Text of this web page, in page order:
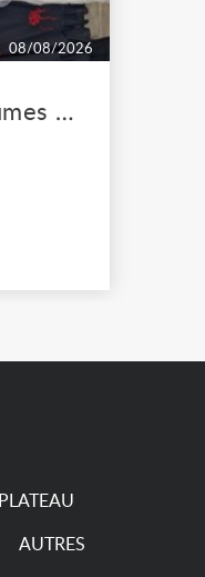
08/08/2026
Lot de 80 costumes de scène pro
PLATEAU
AUTRES